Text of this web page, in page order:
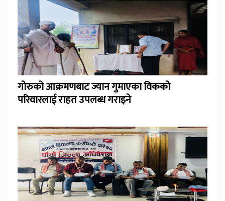
गोरुको आक्रमणबाट ज्यान गुमाएका विकको
परिवारलाई राहत उपलब्ध गराइने